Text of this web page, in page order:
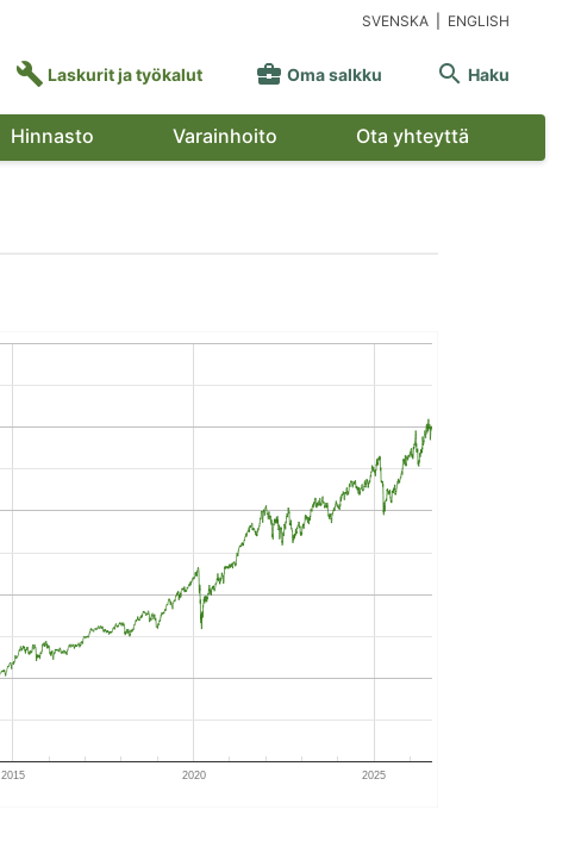
SVENSKA ENGLISH
 Laskurit ja työkalut  Oma salkku  Haku
Hinnasto Varainhoito Ota yhteyttä
2015 2020 2025